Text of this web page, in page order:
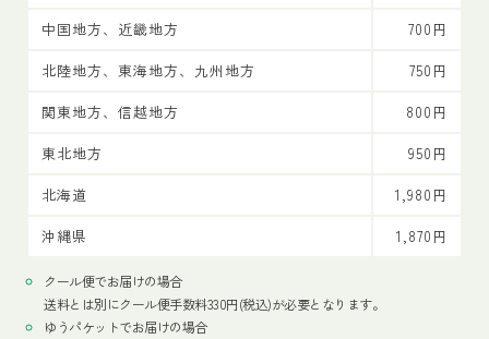
中国地方、近畿地方
700円
北陸地方、東海地方、九州地方
750円
関東地方、信越地方
800円
東北地方
950円
北海道
1,980円
沖縄県
1,870円
クール便でお届けの場合
送料とは別にクール便手数料330円(税込)が必要となります。
ゆうパケットでお届けの場合